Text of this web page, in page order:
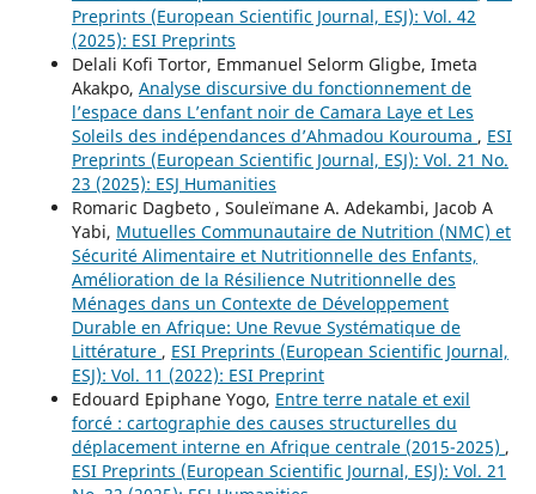
Preprints (European Scientific Journal, ESJ): Vol. 42
(2025): ESI Preprints
Delali Kofi Tortor, Emmanuel Selorm Gligbe, Imeta
Akakpo, Analyse discursive du fonctionnement de
l’espace dans L’enfant noir de Camara Laye et Les
Soleils des indépendances d’Ahmadou Kourouma , ESI
Preprints (European Scientific Journal, ESJ): Vol. 21 No.
23 (2025): ESJ Humanities
Romaric Dagbeto , Souleïmane A. Adekambi, Jacob A
Yabi, Mutuelles Communautaire de Nutrition (NMC) et
Sécurité Alimentaire et Nutritionnelle des Enfants,
Amélioration de la Résilience Nutritionnelle des
Ménages dans un Contexte de Développement
Durable en Afrique: Une Revue Systématique de
Littérature , ESI Preprints (European Scientific Journal,
ESJ): Vol. 11 (2022): ESI Preprint
Edouard Epiphane Yogo, Entre terre natale et exil
forcé : cartographie des causes structurelles du
déplacement interne en Afrique centrale (2015-2025) ,
ESI Preprints (European Scientific Journal, ESJ): Vol. 21